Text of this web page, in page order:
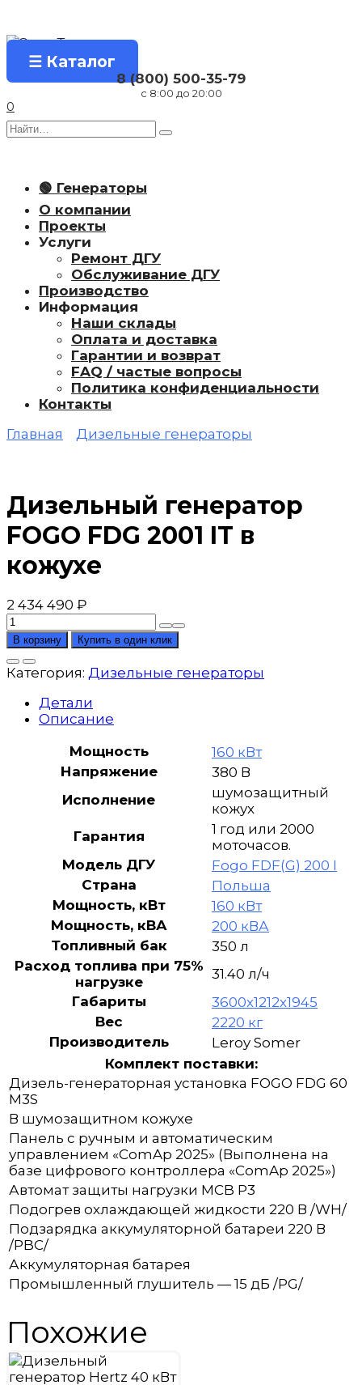
содержанию
☰ Каталог
8 (800) 500-35-79
с 8:00 до 20:00
0
Search
for:
🟢 Генераторы
О компании
Проекты
Услуги
Ремонт ДГУ
Обслуживание ДГУ
Производство
Информация
Наши склады
Оплата и доставка
Гарантии и возврат
FAQ / частые вопросы
Политика конфиденциальности
Контакты
Главная
Дизельные генераторы
Дизельный генератор
FOGO FDG 2001 IT в
кожухе
2 434 490 ₽
Количество
товара
Дизельный
генератор
FDG
2001
В корзину Купить в один клик
Категория: Дизельные генераторы
Детали
Описание
Мощность
160 кВт
Напряжение
380 В
Исполнение
шумозащитный
кожух
Гарантия
1 год или 2000
моточасов.
Модель ДГУ
Fogo FDF(G) 200 I
Страна
Польша
Мощность, кВт
160 кВт
Мощность, кВА
200 кВА
Топливный бак
350 л
Расход топлива при 75%
нагрузке
31.40 л/ч
Габариты
3600х1212х1945
Вес
2220 кг
Производитель
Leroy Somer
Комплект поставки:
Дизель-генераторная установка FOGO FDG 60
M3S
В шумозащитном кожухе
Панель с ручным и автоматическим
управлением «ComAp 2025» (Выполнена на
базе цифрового контроллера «ComAp 2025»)
Автомат защиты нагрузки MCB P3
Подогрев охлаждающей жидкости 220 В /WH/
Подзарядка аккумуляторной батареи 220 В
/PBC/
Аккумуляторная батарея
Промышленный глушитель — 15 дБ /PG/
Похожие